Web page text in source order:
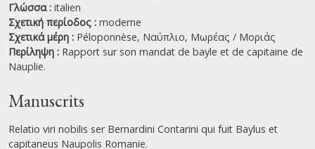
Γλώσσα : italien
Σχετική περίοδος : moderne
Σχετικά μέρη : Péloponnèse, Ναύπλιο, Μωρέας / Μοριάς
Περίληψη : Rapport sur son mandat de bayle et de capitaine de
Nauplie.
Manuscrits
Relatio viri nobilis ser Bernardini Contarini qui fuit Baylus et
capitaneus Naupolis Romanie.